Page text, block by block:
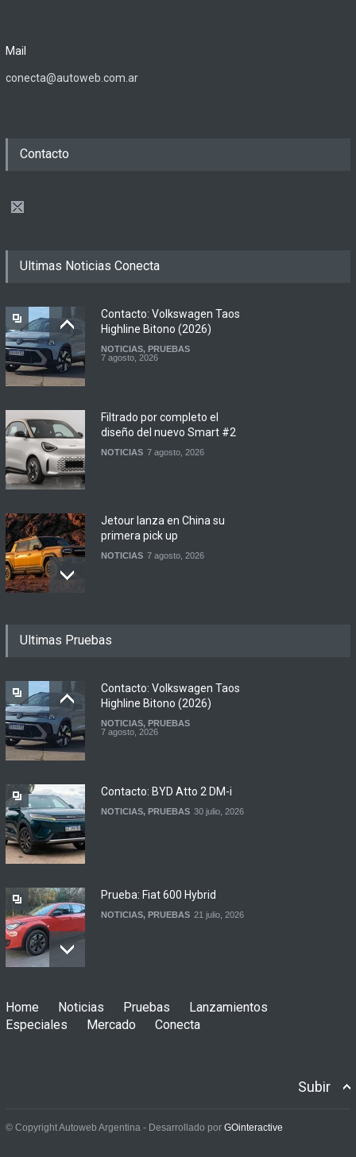
Mail
conecta@autoweb.com.ar
Contacto
Ultimas Noticias Conecta
Contacto: Volkswagen Taos
Highline Bitono (2026)
NOTICIAS, PRUEBAS
7 agosto, 2026
Filtrado por completo el
diseño del nuevo Smart #2
NOTICIAS 7 agosto, 2026
Jetour lanza en China su
primera pick up
NOTICIAS 7 agosto, 2026
renovadas S2 y Skua 150 en
7 agosto, 2026
Argentina y Ecuador
Ultimas Pruebas
Contacto: Volkswagen Taos
Highline Bitono (2026)
NOTICIAS, PRUEBAS
7 agosto, 2026
Contacto: BYD Atto 2 DM-i
NOTICIAS, PRUEBAS 30 julio, 2026
Prueba: Fiat 600 Hybrid
NOTICIAS, PRUEBAS 21 julio, 2026
NOTICIAS PRUEBAS
Home Noticias Pruebas
Lanzamientos
Especiales
Mercado Conecta
Subir
© Copyright Autoweb Argentina - Desarrollado por GOinteractive